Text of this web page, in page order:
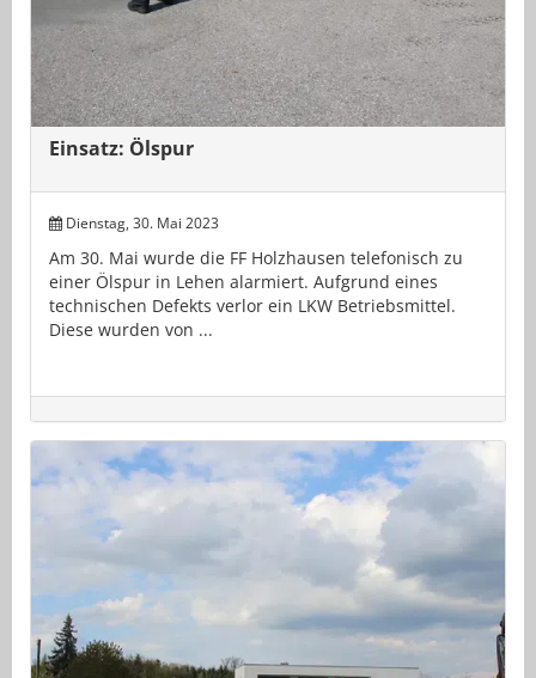
Einsatz: Ölspur
Dienstag, 30. Mai 2023
Am 30. Mai wurde die FF Holzhausen telefonisch zu
einer Ölspur in Lehen alarmiert. Aufgrund eines
technischen Defekts verlor ein LKW Betriebsmittel.
Diese wurden von ...